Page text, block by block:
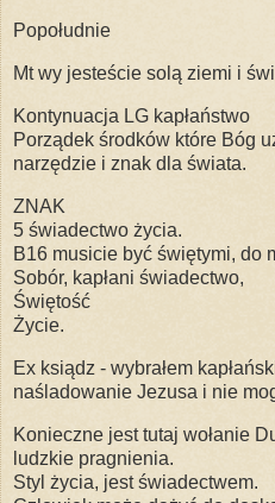
Popołudnie
Mt wy jesteście solą ziemi i
Kontynuacja LG kapłaństwo
Porządek środków które Bóg
narzędzie i znak dla świata.
ZNAK
5 świadectwo życia.
B16 musicie być świętymi, do
Sobór, kapłani świadectwo,
Świętość
Życie.
Ex ksiądz - wybrałem
naśladowanie Jezusa i nie
Konieczne jest tutaj wołanie
ludzkie pragnienia.
Styl życia, jest świadectwem.